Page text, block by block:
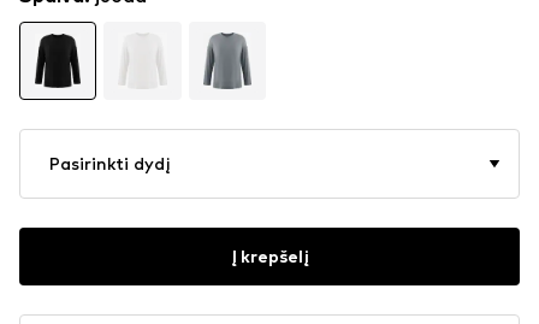
Pasirinkti dydį
Į krepšelį